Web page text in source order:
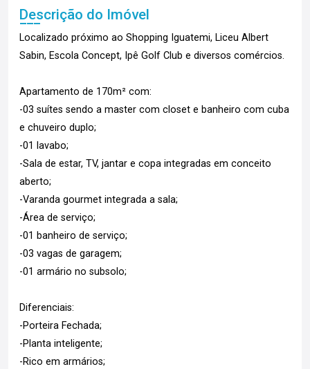
Descrição do Imóvel
Localizado próximo ao Shopping Iguatemi, Liceu Albert
Sabin, Escola Concept, Ipê Golf Club e diversos comércios.
Apartamento de 170m² com:
-03 suítes sendo a master com closet e banheiro com cuba
e chuveiro duplo;
-01 lavabo;
-Sala de estar, TV, jantar e copa integradas em conceito
aberto;
-Varanda gourmet integrada a sala;
-Área de serviço;
-01 banheiro de serviço;
-03 vagas de garagem;
-01 armário no subsolo;
Diferenciais:
-Porteira Fechada;
-Planta inteligente;
-Rico em armários;